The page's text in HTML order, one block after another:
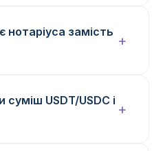
замість
USDT/USDC і